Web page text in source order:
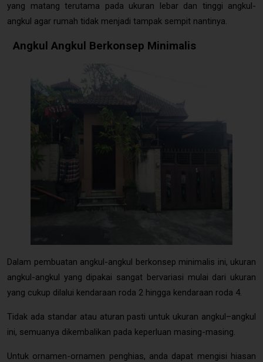
yang matang terutama pada ukuran lebar dan tinggi angkul-
angkul agar rumah tidak menjadi tampak sempit nantinya.
Angkul Angkul Berkonsep Minimalis
Angkul Angkul Minimalis Modern
Dalam pembuatan angkul-angkul berkonsep minimalis ini, ukuran
angkul-angkul yang dipakai sangat bervariasi mulai dari ukuran
yang cukup dilalui kendaraan roda 2 hingga kendaraan roda 4.
Tidak ada standar atau aturan pasti untuk ukuran angkul–angkul
ini, semuanya dikembalikan pada keperluan masing-masing.
Untuk ornamen-ornamen penghias, anda dapat mengisi hiasan